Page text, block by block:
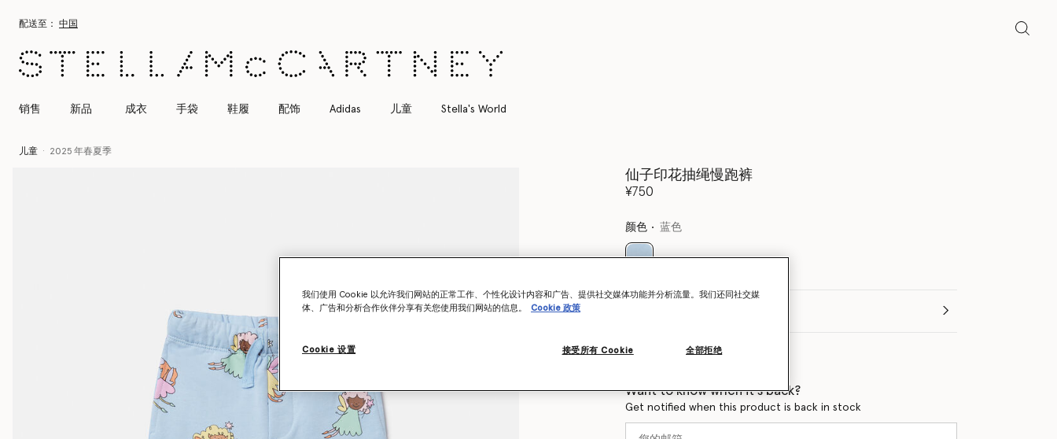
配送至： 中国
销售 新品 成衣 手袋 鞋履 配饰 Adidas 儿童 Stella's World
儿童 2025 年春夏季
仙子印花抽绳慢跑裤
¥750
颜色 蓝色
尺码表
Want to know when it's back?
Get notified when this product is back in stock
我们使用 Cookie 以允许我们网站的正常工作、个性化设计内容和广告、提供社交媒体功能并分析流量。我们还同社交媒
体、广告和分析合作伙伴分享有关您使用我们网站的信息。
Cookie 政策
Cookie 设置 全部拒绝
接受所有 Cookie